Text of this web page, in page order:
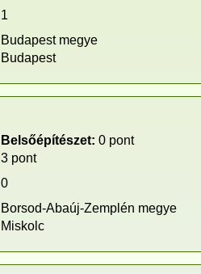
1
Budapest megye
Budapest
Belsőépítészet: 0 pont
3 pont
0
Borsod-Abaúj-Zemplén megye
Miskolc